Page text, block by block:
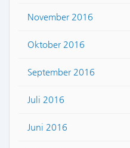
November 2016
Oktober 2016
September 2016
Juli 2016
Juni 2016